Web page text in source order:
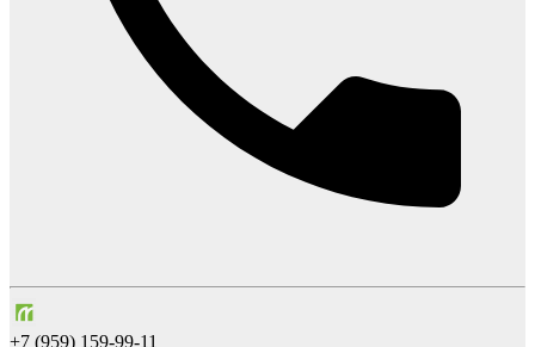
+7 (959) 159-99-11